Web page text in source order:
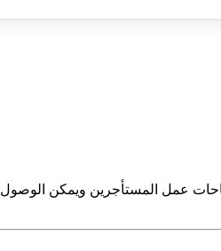
عمل المستأجرين ويمكن الوصول